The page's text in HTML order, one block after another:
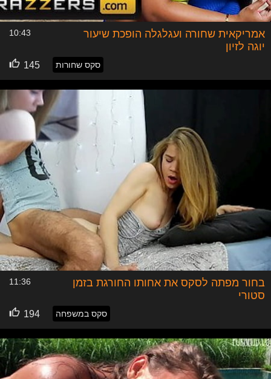
אמריקאית שחורה ועגלגלה הופכת שיעור
יוגה לזיון
10:43
סקס שחורות 145
בחור מפתה לסקס את אחותו החורגת בזמן
סטורי
11:36
סקס במשפחה 194